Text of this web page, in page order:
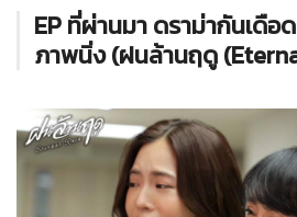
EP ที่ผ่านมา ดราม่ากันเดื
ภาพนิ่ง (ฝนล้านฤดู